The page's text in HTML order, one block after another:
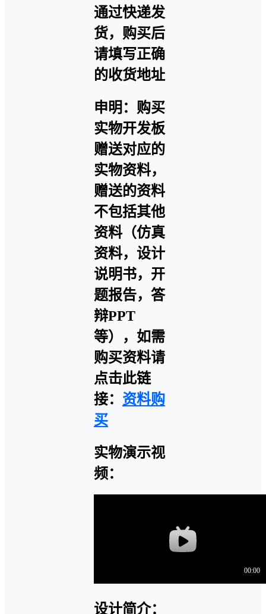
通过快递发
货，购买后
请填写正确
的收货地址
申明：购买
实物开发板
赠送对应的
实物资料，
赠送的资料
不包括其他
资料（仿真
资料，设计
说明书，开
题报告，答
辩PPT
等），如需
购买资料请
点击此链
接： 资料购
买
实物演示视
频：
设计简介：